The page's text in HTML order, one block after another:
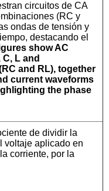
circuitos de CA
(RC y
ondas de tensión y
destacando el
show AC
L and
and RL), together
current waveforms
the phase
de dividir la
voltaje aplicado en
corriente, por la